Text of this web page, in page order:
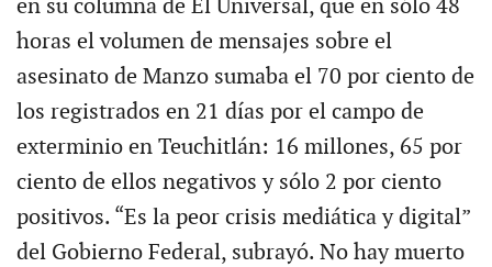
en su columna de El Universal, que en sólo 48
horas el volumen de mensajes sobre el
asesinato de Manzo sumaba el 70 por ciento de
los registrados en 21 días por el campo de
exterminio en Teuchitlán: 16 millones, 65 por
ciento de ellos negativos y sólo 2 por ciento
positivos. “Es la peor crisis mediática y digital”
del Gobierno Federal, subrayó. No hay muerto